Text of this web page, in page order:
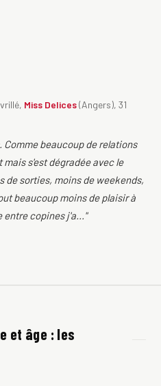
Miss Delices(Angers), 31
Comme beaucoup de relations
s'est dégradée avec le
de sorties, moins de weekends,
beaucoup moins de plaisir à
entre copines j'a..."
et âge : les